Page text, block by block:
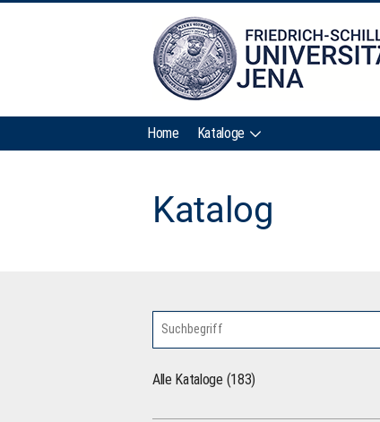
Home Kataloge
Katalog
Alle Kataloge (183)